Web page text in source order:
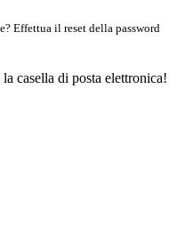
Effettua il reset della password
casella di posta elettronica!